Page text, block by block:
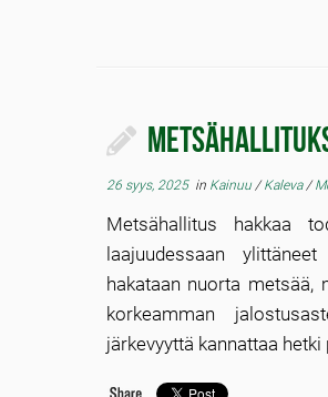
26 syys, 2025in Kainuu /Kaleva/
Metsähallitus hakkaa
laajuudessaan
hakataan nuorta metsää,
korkeamman
järkevyyttä kannattaa